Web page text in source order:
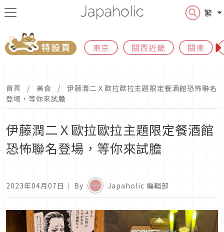
繁
東京 關西近畿 關東
首頁 美食
伊藤潤二Ｘ歐拉歐拉主題限定餐酒館恐怖聯名
登場，等你來試膽
伊藤潤二Ｘ歐拉歐拉主題限定餐酒館
恐怖聯名登場，等你來試膽
2023年04月07日 ｜ By Japaholic 編輯部